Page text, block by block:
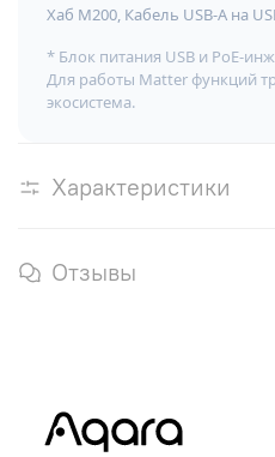
Хаб M200, Кабель USB-A на
* Блок питания USB и PoE-
Для работы Matter функций
экосистема.
Характеристики
Отзывы